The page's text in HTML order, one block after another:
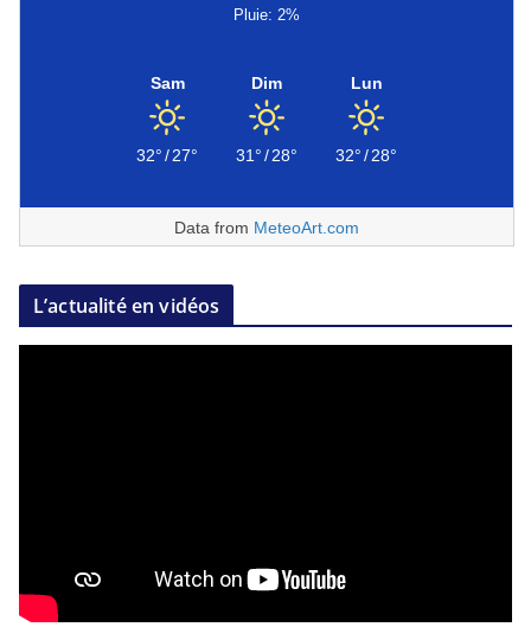
Pluie: 2%
Sam
32°/27°
Dim
31°/28°
Lun
32°/28°
Data from MeteoArt.com
L’actualité en vidéos